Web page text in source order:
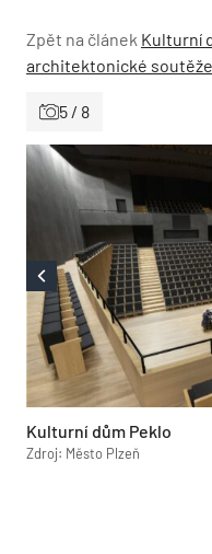
Zpět na článek Kulturní
architektonické soutěže
5 / 8
Kulturní dům Peklo
Zdroj: Město Plzeň